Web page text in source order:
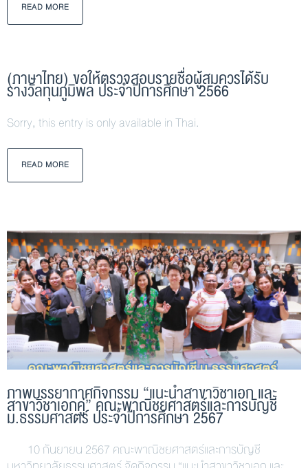
READ MORE
(ภาษาไทย) ขอให้ตรวจสอบรายชื่อผู้สมควรได้รับ
รางวัลทุนภูมิพล ประจำปีการศึกษา 2566
Sorry, this entry is only available in Thai.
READ MORE
ภาพบรรยากาศกิจกรรม “แนะนำสาขาวิชาเอก และ
สาขาวิชาเอกคู่” คณะพาณิชยศาสตร์และการบัญชี
ม.ธรรมศาสตร์ ประจำปีการศึกษา 2567
10 กันยายน 2567 คณะพาณิชยศาสตร์และการบัญชี